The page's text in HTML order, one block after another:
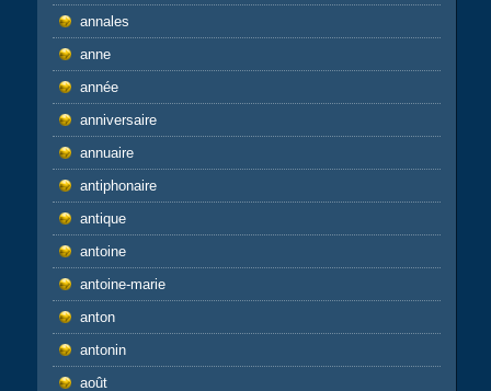
annales
anne
année
anniversaire
annuaire
antiphonaire
antique
antoine
antoine-marie
anton
antonin
août